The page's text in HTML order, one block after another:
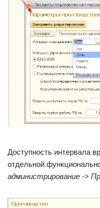
Доступность интервала
отдельной
администрирование ->